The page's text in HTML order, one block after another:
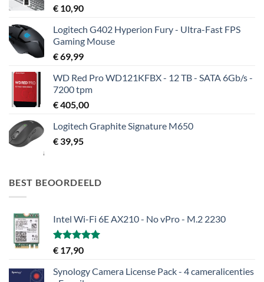
€ 10,90
Logitech G402 Hyperion Fury - Ultra-Fast FPS
Gaming Mouse
€69,99
WD Red Pro WD121KFBX - 12 TB - SATA 6Gb/s -
7200 tpm
€405,00
Logitech Graphite Signature M650
€ 39,95
BEST BEOORDEELD
Intel Wi-Fi 6E AX210 - No vPro - M.2 2230
Gewaardeerd
uit 5
€ 17,90
Synology Camera License Pack - 4 cameralicenties